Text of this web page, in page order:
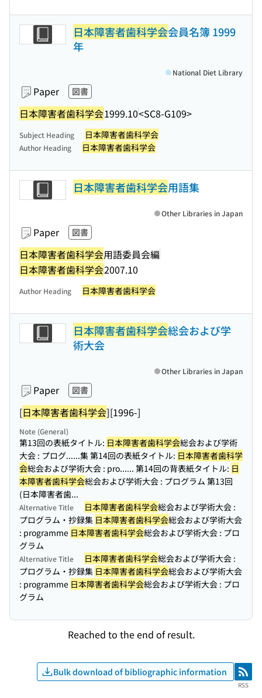
日本障害者歯科学会会員名簿 1999
年
Paper 図書
日本障害者歯科学会1999.10<SC8-G109>
National Diet Library
Subject Heading 日本障害者歯科学会
Author Heading 日本障害者歯科学会
日本障害者歯科学会用語集
Paper 図書
日本障害者歯科学会用語委員会編
日本障害者歯科学会2007.10
Other Libraries in Japan
Author Heading 日本障害者歯科学会
日本障害者歯科学会総会および学
術大会
Paper 図書
[日本障害者歯科学会][1996-]
Other Libraries in Japan
Note (General)
第13回の表紙タイトル: 日本障害者歯科学会総会および学術
大会 : プログ......集 第14回の表紙タイトル: 日本障害者歯科学
会総会および学術大会 : pro...... 第14回の背表紙タイトル: 日
本障害者歯科学会総会および学術大会 : プログラム 第13回
(日本障害者歯...
Alternative Title 日本障害者歯科学会総会および学術大会 :
プログラム・抄録集 日本障害者歯科学会総会および学術大会
: programme 日本障害者歯科学会総会および学術大会 : プロ
グラム
Alternative Title 日本障害者歯科学会総会および学術大会 :
プログラム・抄録集 日本障害者歯科学会総会および学術大会
: programme 日本障害者歯科学会総会および学術大会 : プロ
グラム
Reached to the end of result.
Bulk download of bibliographic information RSS
RSS